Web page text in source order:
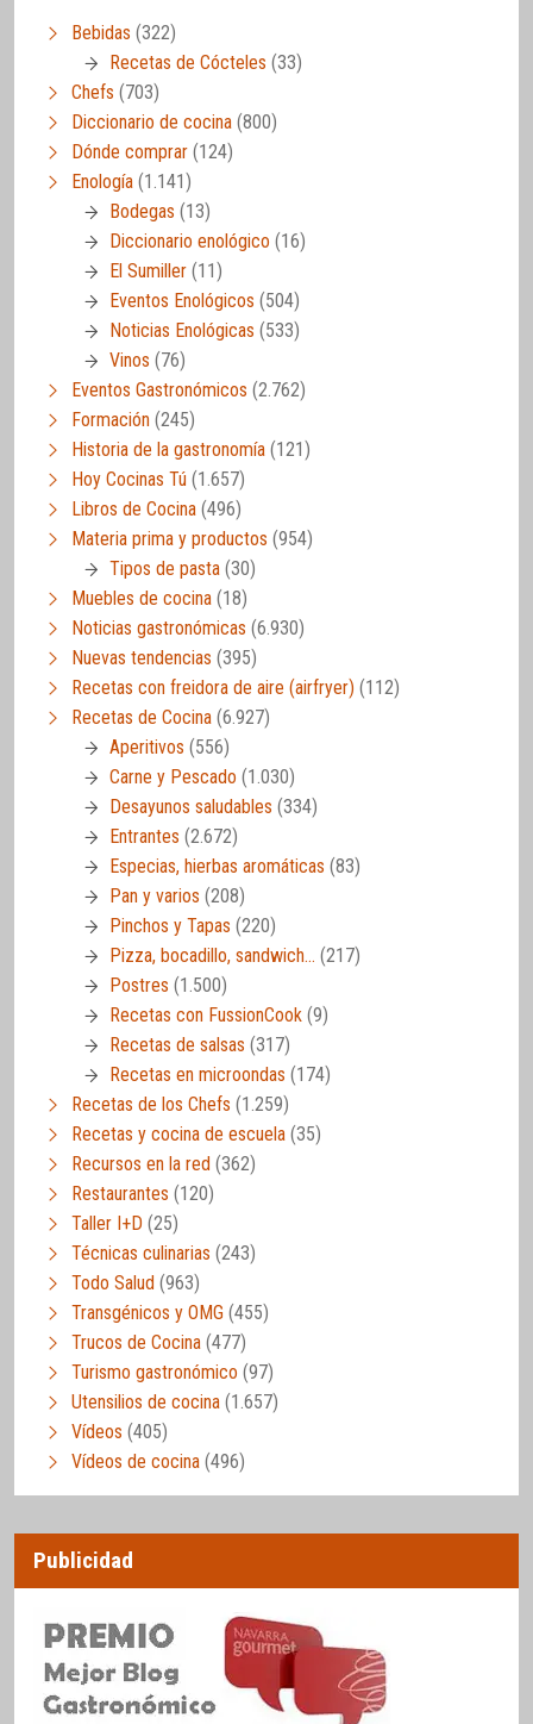
Bebidas (322)
Recetas de Cócteles (33)
Chefs (703)
Diccionario de cocina (800)
Dónde comprar (124)
Enología (1.141)
Bodegas (13)
Diccionario enológico (16)
El Sumiller (11)
Eventos Enológicos (504)
Noticias Enológicas (533)
Vinos (76)
Eventos Gastronómicos (2.762)
Formación (245)
Historia de la gastronomía (121)
Hoy Cocinas Tú (1.657)
Libros de Cocina (496)
Materia prima y productos (954)
Tipos de pasta (30)
Muebles de cocina (18)
Noticias gastronómicas (6.930)
Nuevas tendencias (395)
Recetas con freidora de aire (airfryer) (112)
Recetas de Cocina (6.927)
Aperitivos (556)
Carne y Pescado (1.030)
Desayunos saludables (334)
Entrantes (2.672)
Especias, hierbas aromáticas (83)
Pan y varios (208)
Pinchos y Tapas (220)
Pizza, bocadillo, sandwich… (217)
Postres (1.500)
Recetas con FussionCook (9)
Recetas de salsas (317)
Recetas en microondas (174)
Recetas de los Chefs (1.259)
Recetas y cocina de escuela (35)
Recursos en la red (362)
Restaurantes (120)
Taller I+D (25)
Técnicas culinarias (243)
Todo Salud (963)
Transgénicos y OMG (455)
Trucos de Cocina (477)
Turismo gastronómico (97)
Utensilios de cocina (1.657)
Vídeos (405)
Vídeos de cocina (496)
Publicidad